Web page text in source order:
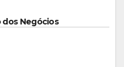
dos Negócios